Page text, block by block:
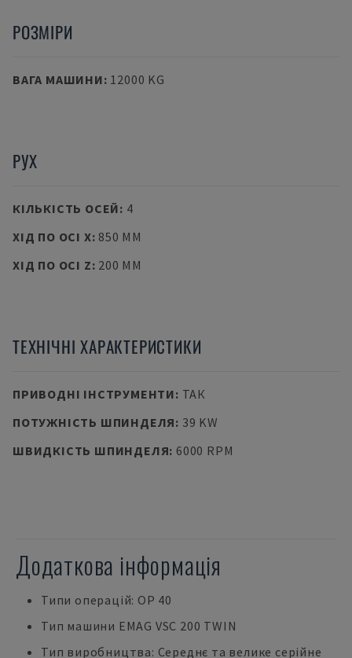
РОЗМІРИ
ВАГА МАШИНИ: 12000 KG
РУХ
КІЛЬКІСТЬ ОСЕЙ: 4
ХІД ПО ОСІ X: 850 MM
ХІД ПО ОСІ Z: 200 MM
ТЕХНІЧНІ ХАРАКТЕРИСТИКИ
ПРИВОДНІ ІНСТРУМЕНТИ: ТАК
ПОТУЖНІСТЬ ШПИНДЕЛЯ: 39 KW
ШВИДКІСТЬ ШПИНДЕЛЯ: 6000 RPM
Додаткова інформація
Типи операцій: OP 40
Тип машини EMAG VSC 200 TWIN
Тип виробництва: Середнє та велике серійне